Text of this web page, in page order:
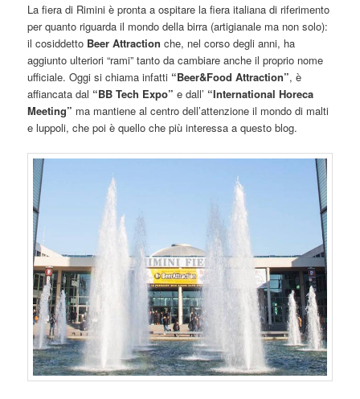
La fiera di Rimini è pronta a ospitare la fiera italiana di riferimento
per quanto riguarda il mondo della birra (artigianale ma non solo):
il cosiddetto Beer Attraction che, nel corso degli anni, ha
aggiunto ulteriori “rami” tanto da cambiare anche il proprio nome
ufficiale. Oggi si chiama infatti “Beer&Food Attraction”, è
affiancata dal “BB Tech Expo” e dall’ “International Horeca
Meeting” ma mantiene al centro dell’attenzione il mondo di malti
e luppoli, che poi è quello che più interessa a questo blog.